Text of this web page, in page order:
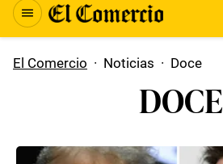
El Comercio · Noticias · Doce
DOCE